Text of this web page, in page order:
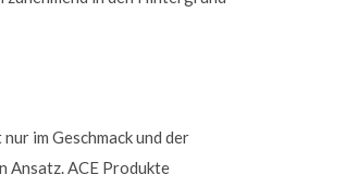
im Geschmack und der
Ansatz. ACE Produkte